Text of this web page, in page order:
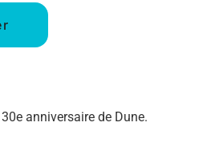
anniversaire de Dune.